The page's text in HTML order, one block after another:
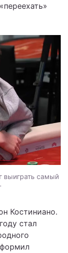
выиграть самый
Костиниано.
стал